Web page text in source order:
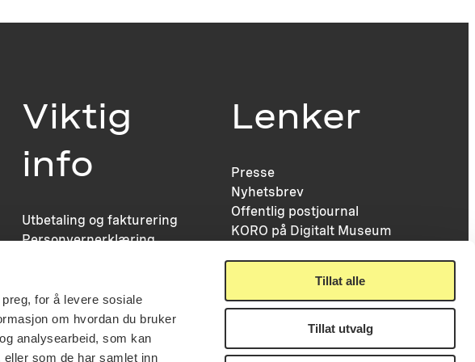
for å levere sosiale
om hvordan du bruker
analysearbeid, som kan
som de har samlet inn
Tillat alle
Tillat utvalg
Viktig
info
Utbetaling og fakturering
Personvernerklæring
Last ned logo
Lenker
Presse
Nyhetsbrev
Offentlig postjournal
KORO på Digitalt Museum